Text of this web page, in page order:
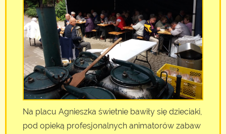
Na placu Agnieszka świetnie bawiły się dzieciaki,
pod opieką profesjonalnych animatorów zabaw